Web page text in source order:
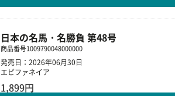
日本の名馬・名勝負 第48号
商品番号1009790048000000
発売日：2026年06月30日
エピファネイア
1,899円